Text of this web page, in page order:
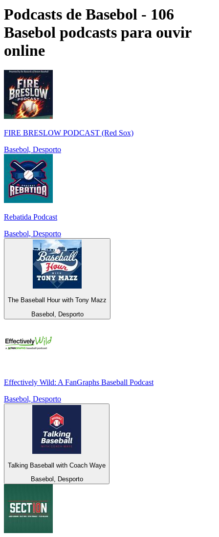
Podcasts de Basebol - 106
Basebol podcasts para ouvir
online
FIRE BRESLOW PODCAST (Red Sox)
Basebol, Desporto
Rebatida Podcast
Basebol, Desporto
The Baseball Hour with Tony Mazz
Basebol, Desporto
Effectively Wild: A FanGraphs Baseball Podcast
Basebol, Desporto
Talking Baseball with Coach Waye
Basebol, Desporto